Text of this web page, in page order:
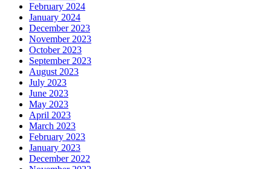
February 2024
January 2024
December 2023
November 2023
October 2023
September 2023
August 2023
July 2023
June 2023
May 2023
April 2023
March 2023
February 2023
January 2023
December 2022